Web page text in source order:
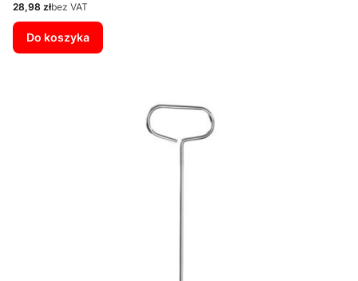
Cena
28,98 złbez VAT
Do koszyka